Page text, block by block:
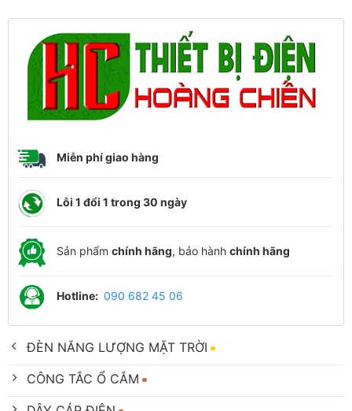
Miễn phí giao hàng
Lỗi 1 đổi 1 trong 30 ngày
Sản phẩm chính hãng, bảo hành chính hãng
Hotline: 090 682 45 06
ĐÈN NĂNG LƯỢNG MẶT TRỜI
CÔNG TẮC Ổ CẮM